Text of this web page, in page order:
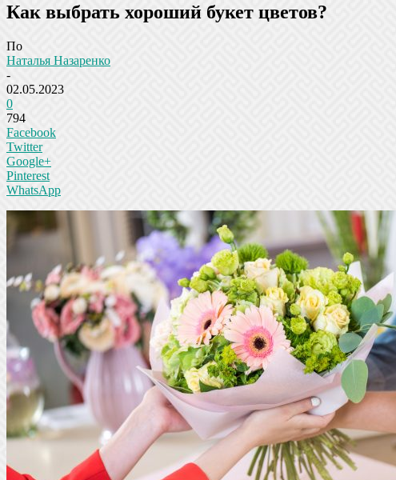
Как выбрать хороший букет цветов?
По
Наталья Назаренко
-
02.05.2023
0
794
Facebook
Twitter
Google+
Pinterest
WhatsApp